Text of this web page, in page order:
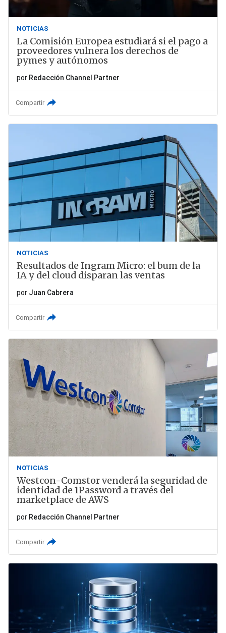
NOTICIAS
La Comisión Europea estudiará si el pago a
proveedores vulnera los derechos de
pymes y autónomos
por Redacción Channel Partner
Compartir
NOTICIAS
Resultados de Ingram Micro: el bum de la
IA y del cloud disparan las ventas
por Juan Cabrera
Compartir
NOTICIAS
Westcon-Comstor venderá la seguridad de
identidad de 1Password a través del
marketplace de AWS
por Redacción Channel Partner
Compartir